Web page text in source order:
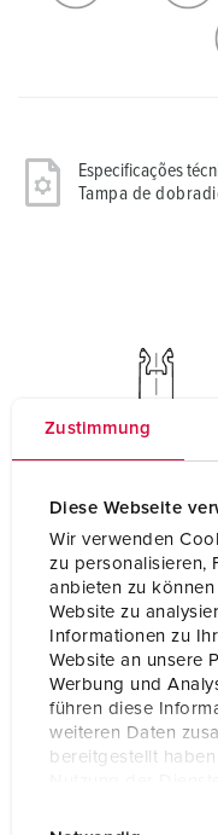
Zustimmung
Diese Webseite
Wir verwenden
zu personalisieren,
anbieten zu
Website zu
Informationen zu
Website an unsere
Werbung und
führen diese
weiteren Daten
bereitgestellt
Especificações
Tampa de